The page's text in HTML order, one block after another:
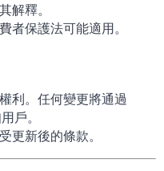
解釋。
者保護法可能適用。
利。任何變更將通過
戶。
更新後的條款。